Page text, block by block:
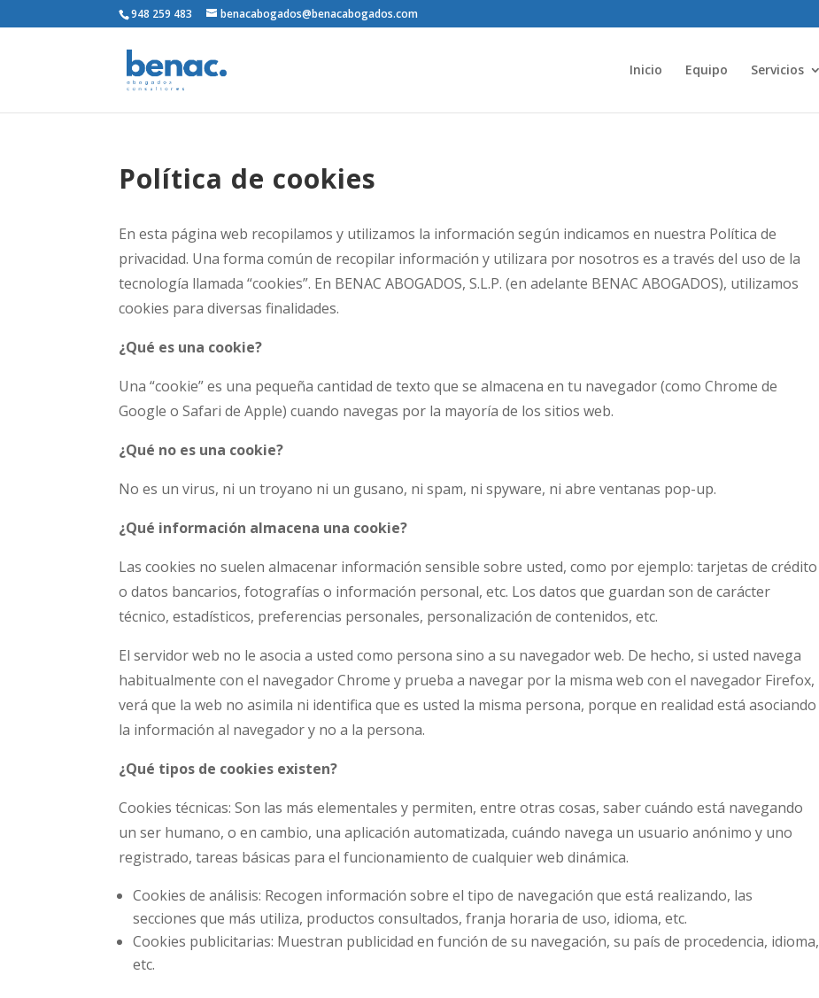
948 259 483 benacabogados@benacabogados.com
Inicio Equipo Servicios
Política de cookies
En esta página web recopilamos y utilizamos la información según indicamos en nuestra Política de
privacidad. Una forma común de recopilar información y utilizara por nosotros es a través del uso de la
tecnología llamada “cookies”. En BENAC ABOGADOS, S.L.P. (en adelante BENAC ABOGADOS), utilizamos
cookies para diversas finalidades.
¿Qué es una cookie?
Una “cookie” es una pequeña cantidad de texto que se almacena en tu navegador (como Chrome de
Google o Safari de Apple) cuando navegas por la mayoría de los sitios web.
¿Qué no es una cookie?
No es un virus, ni un troyano ni un gusano, ni spam, ni spyware, ni abre ventanas pop-up.
¿Qué información almacena una cookie?
Las cookies no suelen almacenar información sensible sobre usted, como por ejemplo: tarjetas de crédito
o datos bancarios, fotografías o información personal, etc. Los datos que guardan son de carácter
técnico, estadísticos, preferencias personales, personalización de contenidos, etc.
El servidor web no le asocia a usted como persona sino a su navegador web. De hecho, si usted navega
habitualmente con el navegador Chrome y prueba a navegar por la misma web con el navegador Firefox,
verá que la web no asimila ni identifica que es usted la misma persona, porque en realidad está asociando
la información al navegador y no a la persona.
¿Qué tipos de cookies existen?
Cookies técnicas: Son las más elementales y permiten, entre otras cosas, saber cuándo está navegando
un ser humano, o en cambio, una aplicación automatizada, cuándo navega un usuario anónimo y uno
registrado, tareas básicas para el funcionamiento de cualquier web dinámica.
Cookies de análisis: Recogen información sobre el tipo de navegación que está realizando, las
secciones que más utiliza, productos consultados, franja horaria de uso, idioma, etc.
Cookies publicitarias: Muestran publicidad en función de su navegación, su país de procedencia, idioma,
etc.